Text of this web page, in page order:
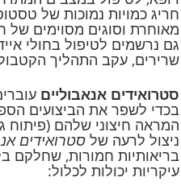
חריג כמויות נמוכות של
מאוחרת וסוגים מסוימים של
גם נרשמים לטיפול בחולי
שרירים, עקב התהליך
סטרואידים אנאבוליים
בכדי לשפר את הביצועים
המראה חיצוני שלהם (פיתוח
ניצול לרעה של סטרואידים
בריאותיות חמורות, שחלקם
עיקריות יכולות לכלול: